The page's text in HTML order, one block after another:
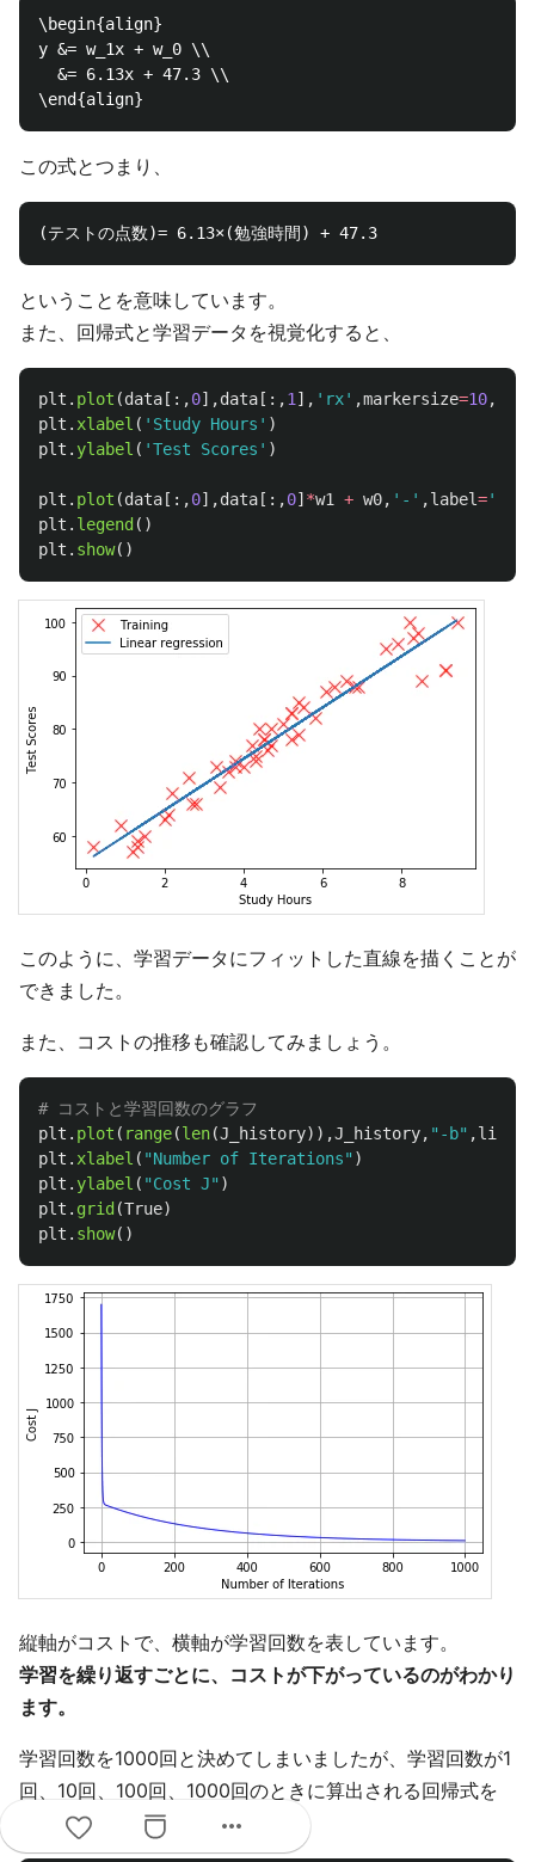
\begin{align}
y &= w_1x + w_0 \\
  &= 6.13x + 47.3 \\
この式とつまり、
ということを意味しています。
また、回帰式と学習データを視覚化すると、
plt . plot (data [:,0],data [:,1 ], ' rx' ,markersize=10,
plt . xlabel ( ' Study Hours ' )
plt . ylabel ( 'Test Scores ' )
plt . plot (data [:,0],data [:,0] *w1 + w0, ' - ' ,label='
plt . legend ()
plt . show()
このように、学習データにフィットした直線を描くことが
できました。
また、コストの推移も確認してみましょう。
plt . plot ( range(len(J_history)),J_history, " -b" ,
plt . xlabel ( "Number of Iterations" )
plt . ylabel ( "Cost J" )
plt . grid (True)
plt . show()
縦軸がコストで、横軸が学習回数を表しています。
学習を繰り返すごとに、コストが下がっているのがわかり
ます。
学習回数を1000回と決めてしまいましたが、学習回数が1
回、10回、100回、1000回のときに算出される回帰式を
比較してみました。
more_horiz